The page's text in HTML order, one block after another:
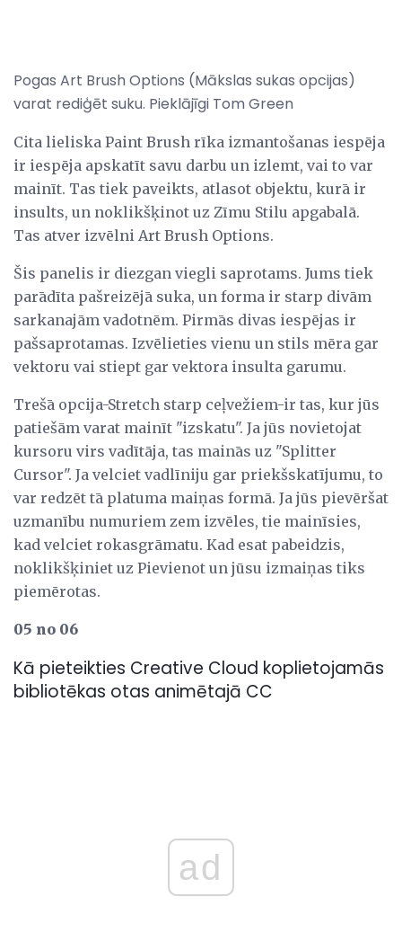
Pogas Art Brush Options (Mākslas sukas opcijas)
varat rediģēt suku. Pieklājīgi Tom Green
Cita lieliska Paint Brush rīka izmantošanas iespēja
ir iespēja apskatīt savu darbu un izlemt, vai to var
mainīt. Tas tiek paveikts, atlasot objektu, kurā ir
insults, un noklikšķinot uz Zīmu Stilu apgabalā.
Tas atver izvēlni Art Brush Options.
Šis panelis ir diezgan viegli saprotams. Jums tiek
parādīta pašreizējā suka, un forma ir starp divām
sarkanajām vadotnēm. Pirmās divas iespējas ir
pašsaprotamas. Izvēlieties vienu un stils mēra gar
vektoru vai stiept gar vektora insulta garumu.
Trešā opcija-Stretch starp ceļvežiem-ir tas, kur jūs
patiešām varat mainīt "izskatu". Ja jūs novietojat
kursoru virs vadītāja, tas mainās uz "Splitter
Cursor". Ja velciet vadlīniju gar priekšskatījumu, to
var redzēt tā platuma maiņas formā. Ja jūs pievēršat
uzmanību numuriem zem izvēles, tie mainīsies,
kad velciet rokasgrāmatu. Kad esat pabeidzis,
noklikšķiniet uz Pievienot un jūsu izmaiņas tiks
piemērotas.
05 no 06
Kā pieteikties Creative Cloud koplietojamās
bibliotēkas otas animētajā CC
ad